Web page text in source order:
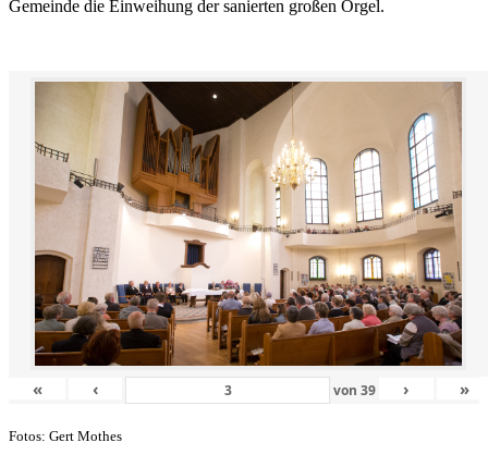
Gemeinde die Einweihung der sanierten großen Orgel.
« ‹ von39 › »
Fotos: Gert Mothes